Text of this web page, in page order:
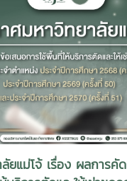
ยแม่โจ้ เรื่อง ผลการคั